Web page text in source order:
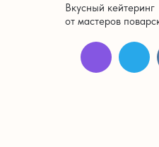
Вкусный кейтеринг
от мастеров